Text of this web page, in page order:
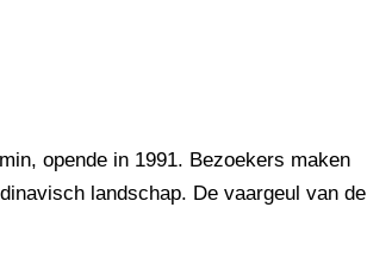
opende in 1991. Bezoekers maken
landschap. De vaargeul van de